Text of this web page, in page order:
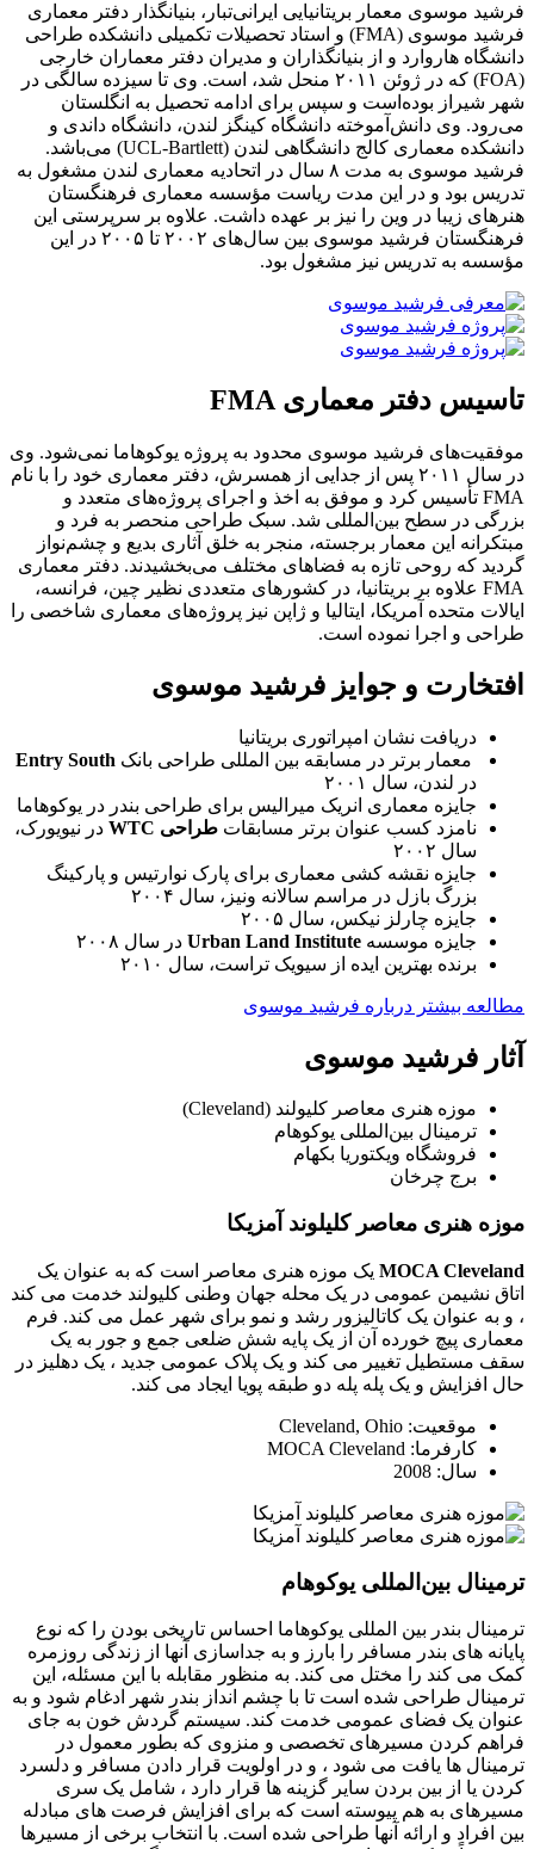
فرشید موسوی معمار بریتانیایی ایرانی‌تبار، بنیانگذار دفتر معماری
فرشید موسوی (FMA) و استاد تحصیلات تکمیلی دانشکده طراحی
دانشگاه هاروارد و از بنیانگذاران و مدیران دفتر معماران خارجی
(FOA) که در ژوئن ۲۰۱۱ منحل شد، است. وی تا سیزده سالگی در
شهر شیراز بوده‌است و سپس برای ادامه تحصیل به انگلستان
می‌رود. وی دانش‌آموخته دانشگاه کینگز لندن، دانشگاه داندی و
دانشکده معماری کالج دانشگاهی لندن (UCL-Bartlett) می‌باشد.
فرشید موسوی به مدت ۸ سال در اتحادیه معماری لندن مشغول به
تدریس بود و در این مدت ریاست مؤسسه معماری فرهنگستان
هنرهای زیبا در وین را نیز بر عهده داشت. علاوه بر سرپرستی این
فرهنگستان فرشید موسوی بین سال‌های ۲۰۰۲ تا ۲۰۰۵ در این
مؤسسه به تدریس نیز مشغول بود.
تاسیس دفتر معماری FMA
موفقیت‌های فرشید موسوی محدود به پروژه یوکوهاما نمی‌شود. وی
در سال ۲۰۱۱ پس از جدایی از همسرش، دفتر معماری خود را با نام
FMA تأسیس کرد و موفق به اخذ و اجرای پروژه‌های متعدد و
بزرگی در سطح بین‌المللی شد. سبک طراحی منحصر به فرد و
مبتکرانه این معمار برجسته، منجر به خلق آثاری بدیع و چشم‌نواز
گردید که روحی تازه به فضاهای مختلف می‌بخشیدند. دفتر معماری
FMA علاوه بر بریتانیا، در کشورهای متعددی نظیر چین، فرانسه،
ایالات متحده آمریکا، ایتالیا و ژاپن نیز پروژه‌های معماری شاخصی را
طراحی و اجرا نموده است.
افتخارت و جوایز فرشید موسوی
دریافت نشان امپراتوری بریتانیا
معمار برتر در مسابقه بین المللی طراحی بانک Entry South
در لندن، سال ۲۰۰۱
جایزه معماری انریک میرالیس برای طراحی بندر در یوکوهاما
نامزد کسب عنوان برتر مسابقات طراحی WTC
در نیویورک،
سال ۲۰۰۲
جایزه نقشه کشی معماری برای پارک نوارتیس و پارکینگ
بزرگ بازل در مراسم سالانه ونیز، سال ۲۰۰۴
جایزه چارلز نیکس، سال ۲۰۰۵
جایزه موسسه Urban Land Institute در سال ۲۰۰۸
برنده بهترین ایده از سیویک تراست، سال ۲۰۱۰
مطالعه بیشتر درباره فرشید موسوی
آثار فرشید موسوی
موزه هنری معاصر کلیولند (Cleveland)
ترمینال بین‌المللی یوکوهام
فروشگاه ویکتوریا بکهام
برج چرخان
موزه هنری معاصر کلیلوند آمزیکا
MOCA Cleveland یک موزه هنری معاصر است که به عنوان یک
اتاق نشیمن عمومی در یک محله جهان وطنی کلیولند خدمت می کند
، و به عنوان یک کاتالیزور رشد و نمو برای شهر عمل می کند. فرم
معماری پیچ خورده آن از یک پایه شش ضلعی جمع و جور به یک
سقف مستطیل تغییر می کند و یک پلاک عمومی جدید ، یک دهلیز در
حال افزایش و یک پله پله دو طبقه پویا ایجاد می کند.
موقعیت: Cleveland, Ohio
کارفرما: MOCA Cleveland
سال: 2008
ترمینال بین‌المللی یوکوهام
ترمینال بندر بین المللی یوکوهاما احساس تاریخی بودن را که نوع
پایانه های بندر مسافر را بارز و به جداسازی آنها از زندگی روزمره
کمک می کند را مختل می کند. به منظور مقابله با این مسئله، این
ترمینال طراحی شده است تا با چشم انداز بندر شهر ادغام شود و به
عنوان یک فضای عمومی خدمت کند. سیستم گردش خون به جای
فراهم کردن مسیرهای تخصصی و منزوی که بطور معمول در
ترمینال ها یافت می شود ، و در اولویت قرار دادن مسافر و دلسرد
کردن یا از بین بردن سایر گزینه ها قرار دارد ، شامل یک سری
مسیرهای به هم پیوسته است که برای افزایش فرصت های مبادله
بین افراد و ارائه آنها طراحی شده است. با انتخاب برخی از مسیرها